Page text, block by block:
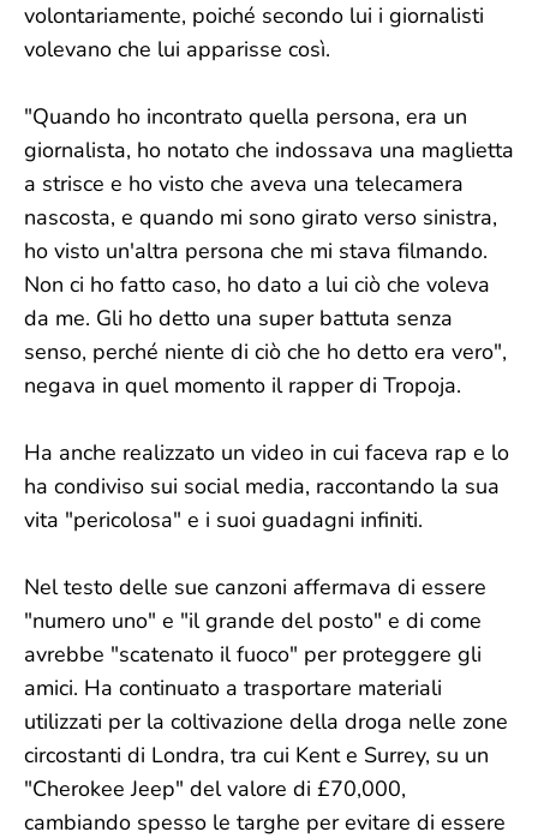
volontariamente, poiché secondo lui i giornalisti
volevano che lui apparisse così.
"Quando ho incontrato quella persona, era un
giornalista, ho notato che indossava una maglietta
a strisce e ho visto che aveva una telecamera
nascosta, e quando mi sono girato verso sinistra,
ho visto un'altra persona che mi stava filmando.
Non ci ho fatto caso, ho dato a lui ciò che voleva
da me. Gli ho detto una super battuta senza
senso, perché niente di ciò che ho detto era vero",
negava in quel momento il rapper di Tropoja.
Ha anche realizzato un video in cui faceva rap e lo
ha condiviso sui social media, raccontando la sua
vita "pericolosa" e i suoi guadagni infiniti.
Nel testo delle sue canzoni affermava di essere
"numero uno" e "il grande del posto" e di come
avrebbe "scatenato il fuoco" per proteggere gli
amici. Ha continuato a trasportare materiali
utilizzati per la coltivazione della droga nelle zone
circostanti di Londra, tra cui Kent e Surrey, su un
"Cherokee Jeep" del valore di £70,000,
cambiando spesso le targhe per evitare di essere